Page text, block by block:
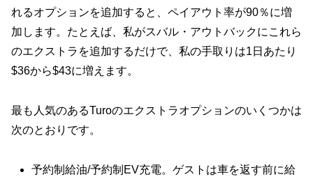
れるオプションを追加すると、ペイアウト率が90％に増
加します。たとえば、私がスバル・アウトバックにこれら
のエクストラを追加するだけで、私の手取りは1日あたり
$36から$43に増えます。
最も人気のあるTuroのエクストラオプションのいくつかは
次のとおりです。
予約制給油/予約制EV充電。ゲストは車を返す前に給